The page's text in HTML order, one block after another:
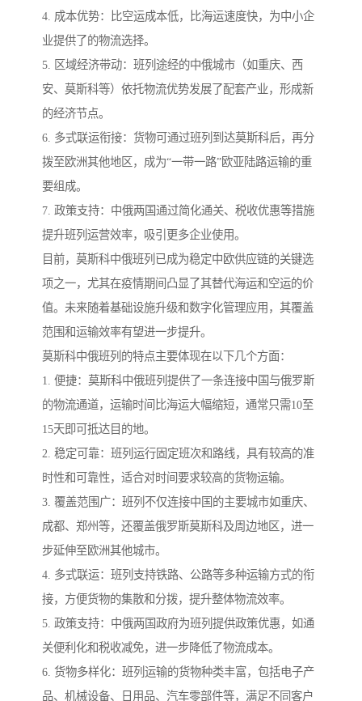
4. 成本优势：比空运成本低，比海运速度快，为中小企
业提供了的物流选择。
5. 区域经济带动：班列途经的中俄城市（如重庆、西
安、莫斯科等）依托物流优势发展了配套产业，形成新
的经济节点。
6. 多式联运衔接：货物可通过班列到达莫斯科后，再分
拨至欧洲其他地区，成为“一带一路”欧亚陆路运输的重
要组成。
7. 政策支持：中俄两国通过简化通关、税收优惠等措施
提升班列运营效率，吸引更多企业使用。
目前，莫斯科中俄班列已成为稳定中欧供应链的关键选
项之一，尤其在疫情期间凸显了其替代海运和空运的价
值。未来随着基础设施升级和数字化管理应用，其覆盖
范围和运输效率有望进一步提升。
莫斯科中俄班列的特点主要体现在以下几个方面：
1. 便捷：莫斯科中俄班列提供了一条连接中国与俄罗斯
的物流通道，运输时间比海运大幅缩短，通常只需10至
15天即可抵达目的地。
2. 稳定可靠：班列运行固定班次和路线，具有较高的准
时性和可靠性，适合对时间要求较高的货物运输。
3. 覆盖范围广：班列不仅连接中国的主要城市如重庆、
成都、郑州等，还覆盖俄罗斯莫斯科及周边地区，进一
步延伸至欧洲其他城市。
4. 多式联运：班列支持铁路、公路等多种运输方式的衔
接，方便货物的集散和分拨，提升整体物流效率。
5. 政策支持：中俄两国政府为班列提供政策优惠，如通
关便利化和税收减免，进一步降低了物流成本。
6. 货物多样化：班列运输的货物种类丰富，包括电子产
品、机械设备、日用品、汽车零部件等，满足不同客户